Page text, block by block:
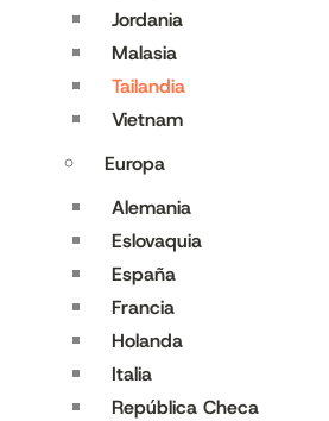
Jordania
Malasia
Tailandia
Vietnam
Europa
Alemania
Eslovaquia
España
Francia
Holanda
Italia
República Checa